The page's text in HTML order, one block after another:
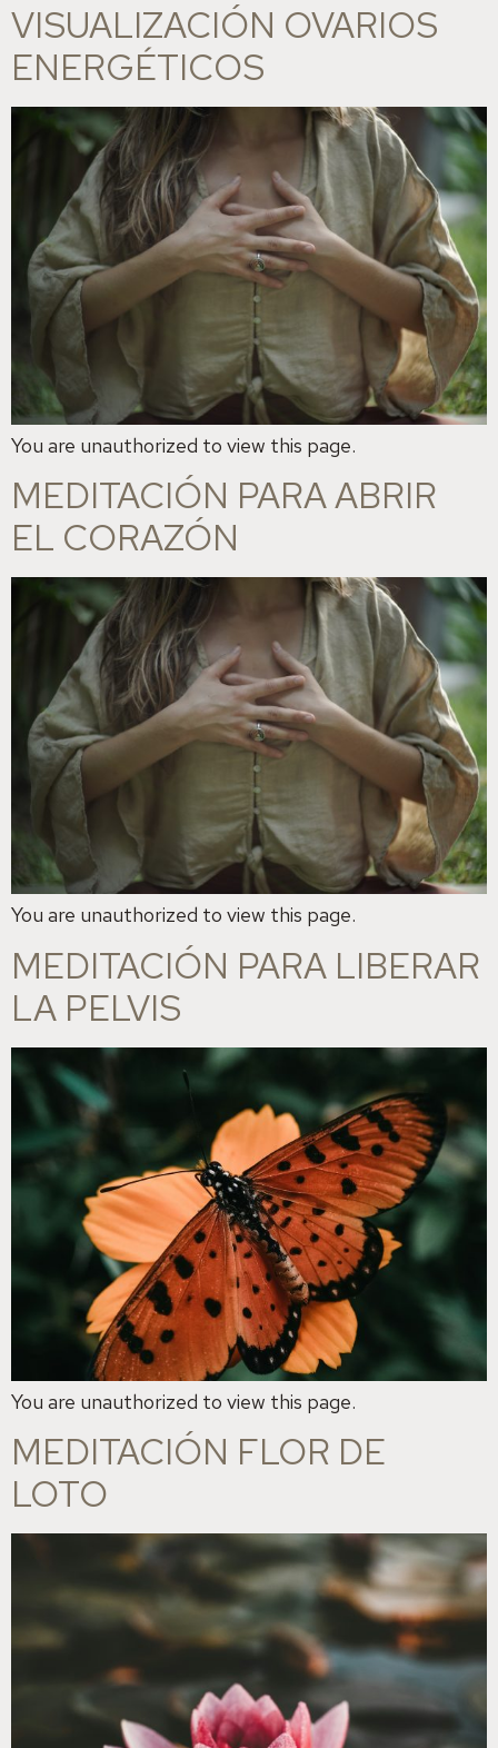
VISUALIZACIÓN OVARIOS
ENERGÉTICOS
You are unauthorized to view this page.
MEDITACIÓN PARA ABRIR
EL CORAZÓN
You are unauthorized to view this page.
MEDITACIÓN PARA LIBERAR
LA PELVIS
You are unauthorized to view this page.
MEDITACIÓN FLOR DE
LOTO